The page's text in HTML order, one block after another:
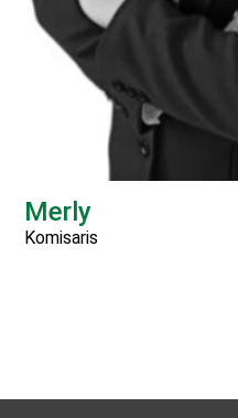
Merly
Komisaris